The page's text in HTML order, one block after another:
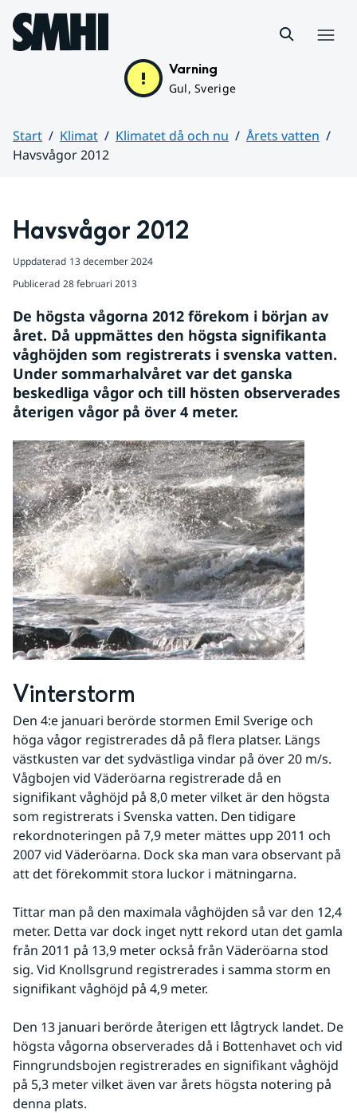
Hoppa till sidans innehåll
Varning
Gul, Sverige
Start Klimat Klimatet då och nu
Årets vatten
Havsvågor 2012
Havsvågor 2012
Uppdaterad 13 december 2024
Publicerad 28 februari 2013
De högsta vågorna 2012 förekom i början av
året. Då uppmättes den högsta signifikanta
våghöjden som registrerats i svenska vatten.
Under sommarhalvåret var det ganska
beskedliga vågor och till hösten observerades
återigen vågor på över 4 meter.
Vinterstorm
Den 4:e januari berörde stormen Emil Sverige och
höga vågor registrerades då på flera platser. Längs
västkusten var det sydvästliga vindar på över 20 m/s.
Vågbojen vid Väderöarna registrerade då en
signifikant våghöjd på 8,0 meter vilket är den högsta
som registrerats i Svenska vatten. Den tidigare
rekordnoteringen på 7,9 meter mättes upp 2011 och
2007 vid Väderöarna. Dock ska man vara observant på
att det förekommit stora luckor i mätningarna.
Tittar man på den maximala våghöjden så var den 12,4
meter. Detta var dock inget nytt rekord utan det gamla
från 2011 på 13,9 meter också från Väderöarna stod
sig. Vid Knollsgrund registrerades i samma storm en
signifikant våghöjd på 4,9 meter.
Den 13 januari berörde återigen ett lågtryck landet. De
högsta vågorna observerades då i Bottenhavet och vid
Finngrundsbojen registrerades en signifikant våghöjd
på 5,3 meter vilket även var årets högsta notering på
denna plats.